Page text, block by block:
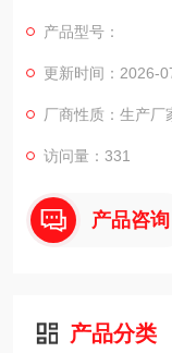
贵金属和稀有金属
由石墨坯加工制成的
产品型号：
更新时间：2026-
厂商性质：生产厂
访问量：331
产品咨询
产品分类